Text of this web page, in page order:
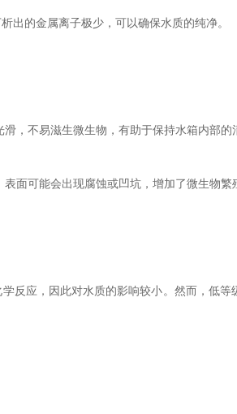
出的金属离子极少，可以确保水质的纯净。
，不易滋生微生物，有助于保持水箱内部
面可能会出现腐蚀或凹坑，增加了微生物繁
反应，因此对水质的影响较小。然而，低